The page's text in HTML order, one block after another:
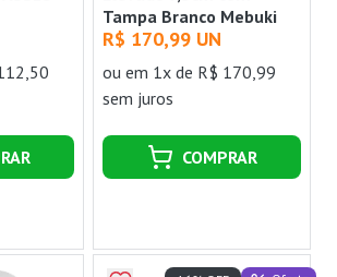
Tampa Branco Mebuki
R$ 170,99 UN
ou em 1x de R$ 170,99
sem juros
COMPRAR